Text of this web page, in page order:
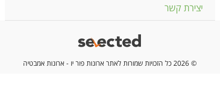
יצירת קשר
© 2026 כל הזכויות שמורות לאתר ארונות פור יו - ארונות אמבטיה